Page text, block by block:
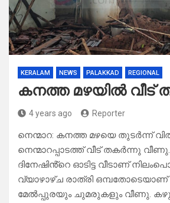
KERALAM NEWS PALAKKAD REGIONAL
കനത്ത മഴയിൽ വീട്
4 years ago Reporter
നെന്മാറ: കനത്ത മഴയെ തുടർന്ന്
നെന്മാറപ്പാടത്ത് വീട് തകർന്നു
ദിനേഷിൻ്റെ ഓടിട്ട വീടാണ്
വ്യാഴാഴ്ച രാത്രി ഒമ്പതോടെയാണ്
മേൽപ്പുരയും ചുമരുകളും വീണു.